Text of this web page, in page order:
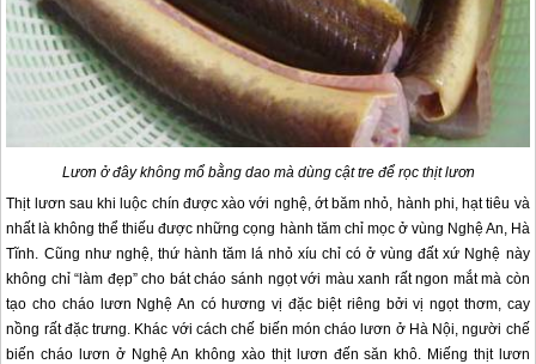
Lươn ở đây không mổ bằng dao mà dùng cật tre để rọc thịt lươn
Thịt lươn sau khi luộc chín được xào với nghệ, ớt băm nhỏ, hành phi, hạt tiêu và
nhất là không thể thiếu được những cọng hành tăm chỉ mọc ở vùng Nghệ An, Hà
Tĩnh. Cũng như nghệ, thứ hành tăm lá nhỏ xíu chỉ có ở vùng đất xứ Nghệ này
không chỉ “làm đẹp” cho bát cháo sánh ngọt với màu xanh rất ngon mắt mà còn
tạo cho cháo lươn Nghệ An có hương vị đặc biệt riêng bởi vị ngọt thơm, cay
nồng rất đặc trưng. Khác với cách chế biến món cháo lươn ở Hà Nội, người chế
biến cháo lươn ở Nghệ An không xào thịt lươn đến săn khô. Miếng thịt lươn